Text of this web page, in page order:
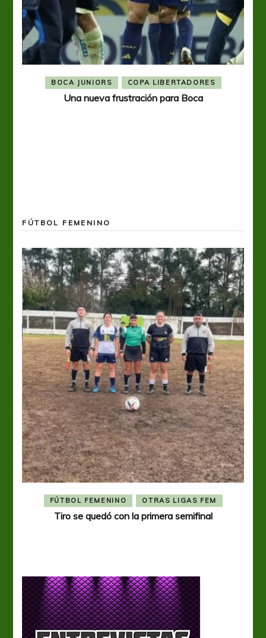
BOCA JUNIORS COPA LIBERTADORES
Una nueva frustración para Boca
FÚTBOL FEMENINO
FÚTBOL FEMENINO OTRAS LIGAS FEM
Tiro se quedó con la primera semifinal